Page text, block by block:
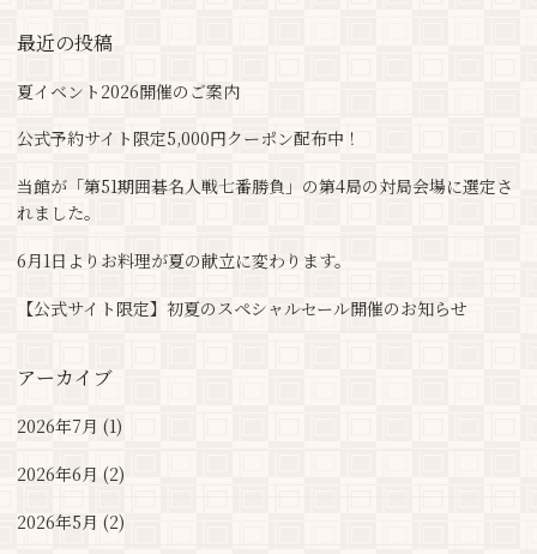
最近の投稿
夏イベント2026開催のご案内
公式予約サイト限定5,000円クーポン配布中！
当館が「第51期囲碁名人戦七番勝負」の第4局の対局会場に選定さ
れました。
6月1日よりお料理が夏の献立に変わります。
【公式サイト限定】初夏のスペシャルセール開催のお知らせ
アーカイブ
2026年7月 (1)
2026年6月 (2)
2026年5月 (2)